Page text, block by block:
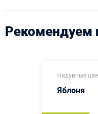
Рекомендуем
Надувные
Яблоня